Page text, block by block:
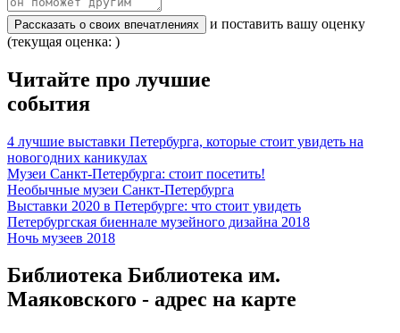
Рассказать о своих впечатлениях
и поставить вашу оценку
(текущая оценка: )
Читайте про лучшие
события
4 лучшие выставки Петербурга, которые стоит увидеть на
новогодних каникулах
Музеи Санкт-Петербурга: стоит посетить!
Необычные музеи Санкт-Петербурга
Выставки 2020 в Петербурге: что стоит увидеть
Петербургская биеннале музейного дизайна 2018
Ночь музеев 2018
Библиотека Библиотека им.
Маяковского - адрес на карте